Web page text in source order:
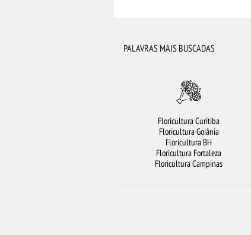
FLORICULTURA BRASÍLIA
FLORICULTURA FORTALEZA
FLORICULTURA PORTO ALEGRE
FLORICULTURA SÃO JOSÉ DOS CAMPOS
PALAVRAS MAIS BUSCADAS
Floricultura Curitiba
Floricultura Goiânia
Floricultura BH
Floricultura Fortaleza
Floricultura Campinas